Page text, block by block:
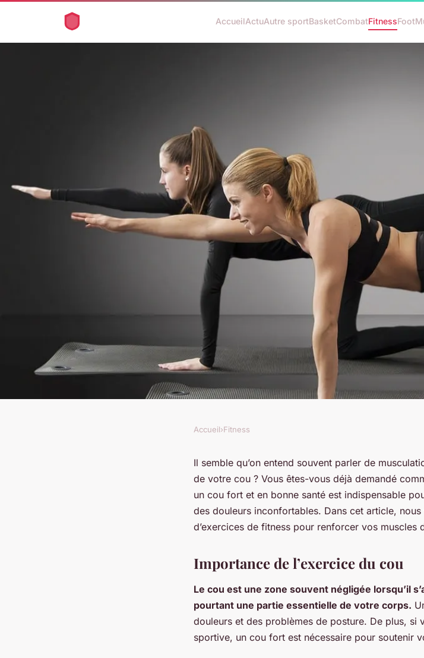
AccueilActuAutre sportBasketCombatFitnessFoot
les exercices de fitness pour
vos muscles du cou
Accueil›Fitness
Il semble qu’on entend souvent parler de
de votre cou ? Vous êtes-vous déjà demandé
un cou fort et en bonne santé est indispensable
des douleurs inconfortables. Dans cet article,
d’exercices de fitness pour renforcer vos muscles
Importance de l’exercice du cou
Le cou est une zone souvent négligée lorsqu’il
pourtant une partie essentielle de votre corps.
douleurs et des problèmes de posture. De plus, si
sportive, un cou fort est nécessaire pour soutenir